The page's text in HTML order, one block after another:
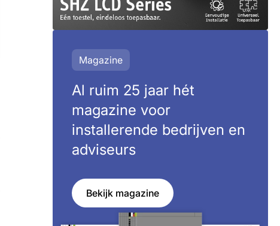
Magazine
Al ruim 25 jaar hét
magazine voor
installerende bedrijven en
adviseurs
Bekijk magazine